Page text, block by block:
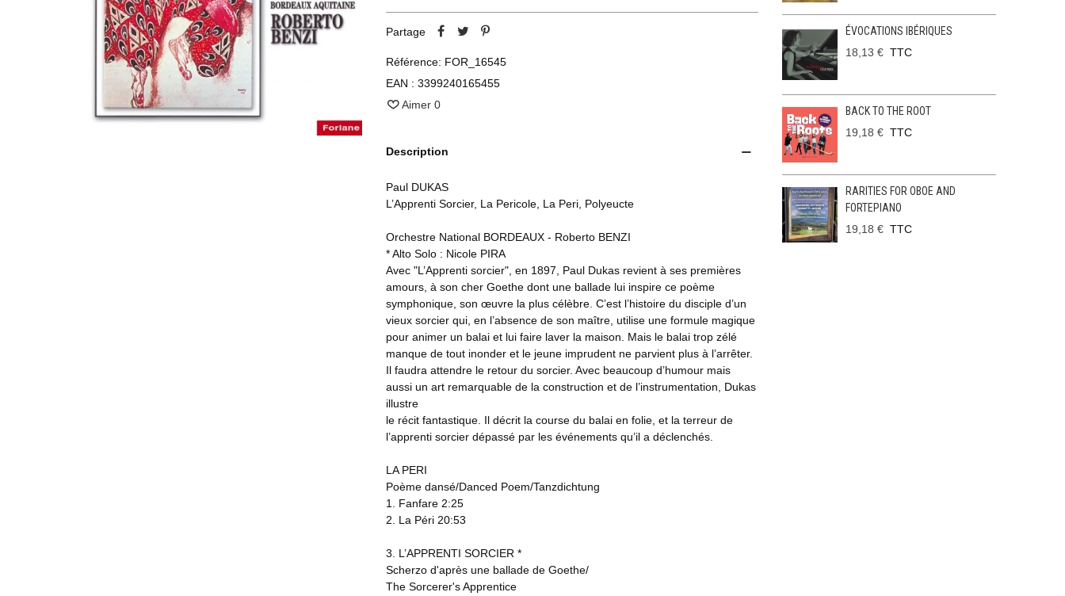
Partage
Référence: FOR_16545
EAN : 3399240165455
Aimer 0
Description
Paul DUKAS
L’Apprenti Sorcier, La Pericole, La Peri, Polyeucte
Orchestre National BORDEAUX - Roberto BENZI
* Alto Solo : Nicole PIRA
Avec "L’Apprenti sorcier", en 1897, Paul Dukas revient à ses premières
amours, à son cher Goethe dont une ballade lui inspire ce poème
symphonique, son œuvre la plus célèbre. C’est l’histoire du disciple d’un
vieux sorcier qui, en l’absence de son maître, utilise une formule magique
pour animer un balai et lui faire laver la maison. Mais le balai trop zélé
manque de tout inonder et le jeune imprudent ne parvient plus à l’arrêter.
Il faudra attendre le retour du sorcier. Avec beaucoup d’humour mais
aussi un art remarquable de la construction et de l’instrumentation, Dukas
illustre
le récit fantastique. Il décrit la course du balai en folie, et la terreur de
l’apprenti sorcier dépassé par les événements qu’il a déclenchés.
LA PERI
Poème dansé/Danced Poem/Tanzdichtung
1. Fanfare 2:25
2. La Péri 20:53
3. L’APPRENTI SORCIER *
Scherzo d'après une ballade de Goethe/
The Sorcerer's Apprentice
ÉVOCATIONS IBÉRIQUES
18,13 € TTC
BACK TO THE ROOT
19,18 € TTC
RARITIES FOR OBOE AND
FORTEPIANO
19,18 € TTC